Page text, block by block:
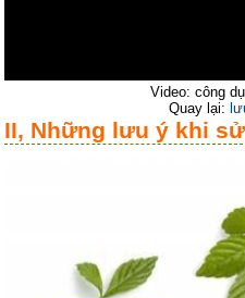
Video: công
Quay lại:
II, Những lưu ý khi